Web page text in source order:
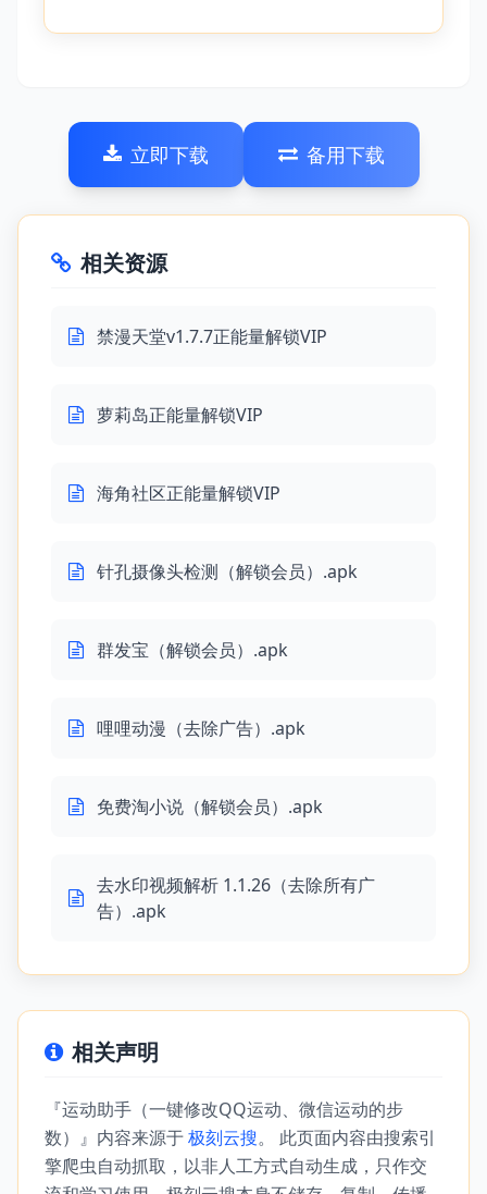
立即下载 备用下载
相关资源
禁漫天堂v1.7.7正能量解锁VIP
萝莉岛正能量解锁VIP
海角社区正能量解锁VIP
针孔摄像头检测（解锁会员）.apk
群发宝（解锁会员）.apk
哩哩动漫（去除广告）.apk
免费淘小说（解锁会员）.apk
去水印视频解析 1.1.26（去除所有广
告）.apk
相关声明
『运动助手（一键修改QQ运动、微信运动的步
数）』内容来源于极刻云搜。 此页面内容由搜索引
擎爬虫自动抓取，以非人工方式自动生成，只作交